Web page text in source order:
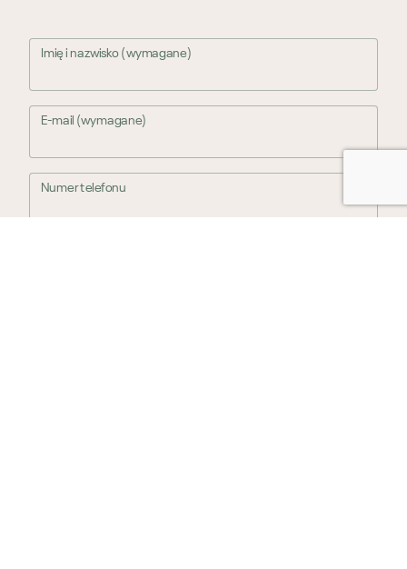
Imię i nazwisko (wymagane)
E-mail (wymagane)
Numer telefonu